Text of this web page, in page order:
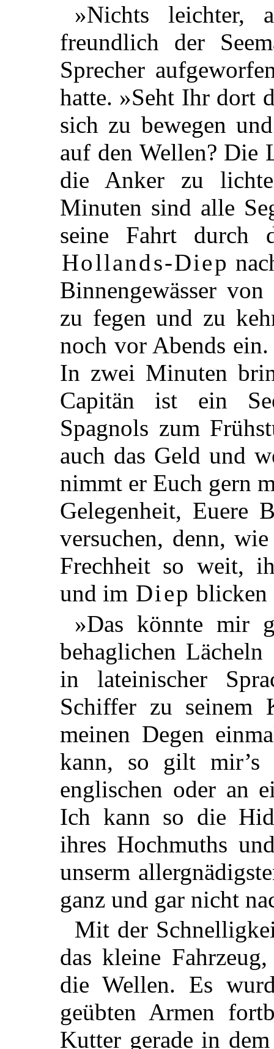
»Nichts leichter,
freundlich der
Sprecher
hatte. »Seht Ihr dort
sich zu bewegen
auf den Wellen? Die
die Anker zu
Minuten sind alle
seine Fahrt durch
Hollands-Diep
Binnengewässer
zu fegen und zu
noch vor Abends
In zwei Minuten
Capitän ist ein
Spagnols zum
auch das Geld und
nimmt er Euch gern
Gelegenheit, Euere
versuchen, denn,
Frechheit so weit,
und im Diep blicken
»Das könnte mir
behaglichen Lächeln
in lateinischer
Schiffer zu seinem
meinen Degen
kann, so gilt mir’s
englischen oder an
Ich kann so die
ihres Hochmuths
unserm
ganz und gar nicht
Mit der
das kleine
die Wellen. Es
geübten Armen
Kutter gerade in